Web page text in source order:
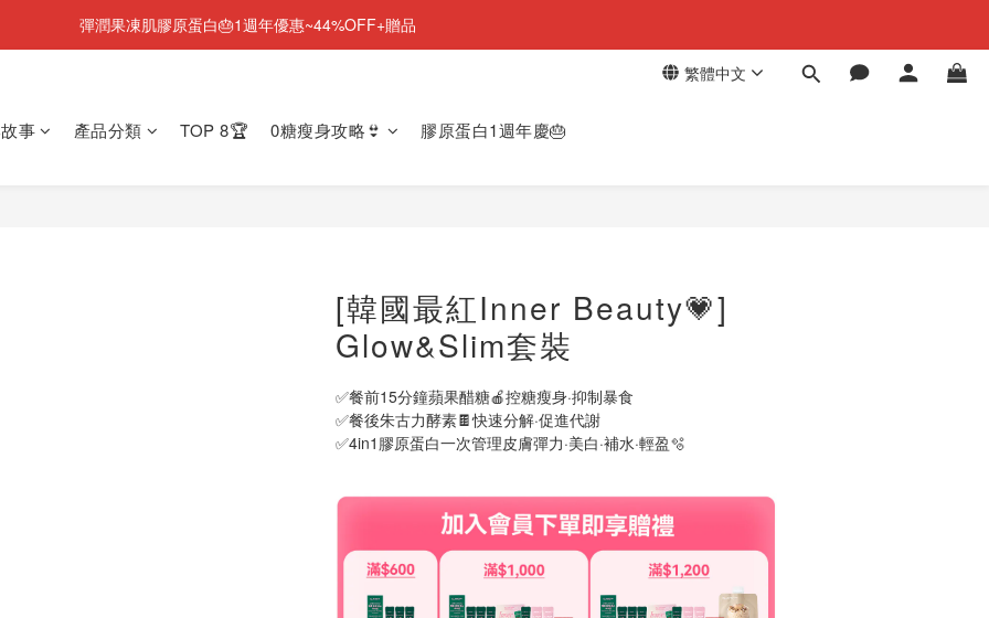
NEW💫ARI BOOTS 小腿足底按摩靴登場
彈潤果凍肌膠原蛋白🎂1週年優惠~44%OFF+贈品
繁體中文
事 產品分類 TOP 8🏆 0糖瘦身攻略👙 膠原蛋白1週年慶🎂
[韓國最紅Inner Beauty💗]
Glow&Slim套裝
✅餐前15分鐘蘋果醋糖🍎控糖瘦身·抑制暴食
✅餐後朱古力酵素🍫快速分解·促進代謝
✅4in1膠原蛋白一次管理皮膚彈力·美白·補水·輕盈🫧